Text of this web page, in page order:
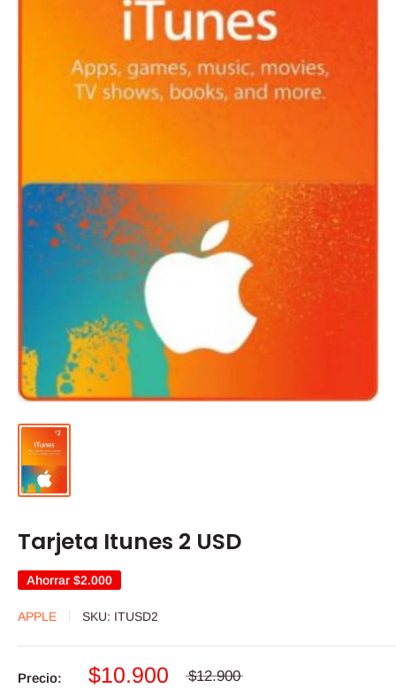
Tarjeta Itunes 2 USD
Ahorrar $2.000
APPLE SKU: ITUSD2
Precio: $10.900 $12.900